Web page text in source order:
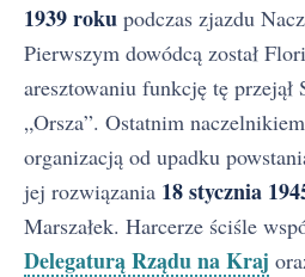
1939 roku podczas zjazdu
Pierwszym dowódcą został
aresztowaniu funkcję tę przejął
„Orsza”. Ostatnim
organizacją od upadku
jej rozwiązania 18 stycznia
Marszałek. Harcerze ściśle
Delegaturą Rządu na Kraj